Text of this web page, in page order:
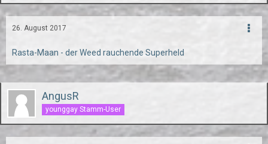
26. August 2017
Rasta-Maan - der Weed rauchende Superheld
AngusR
younggay Stamm-User